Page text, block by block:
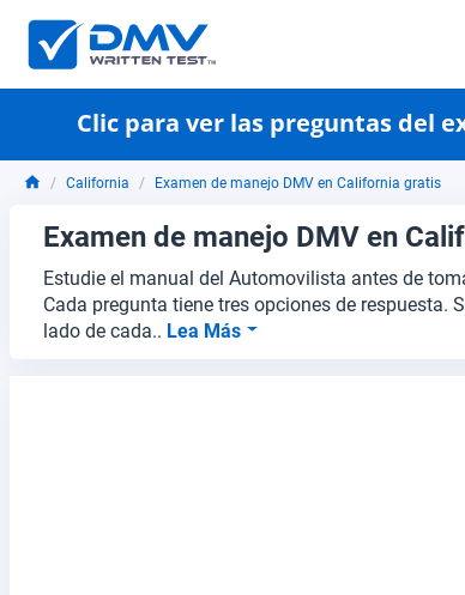
Clic para ver las preguntas del
California Examen de manejo DMV en California gratis
Examen de manejo DMV en
Estudie el manual del Automovilista antes de
Cada pregunta tiene tres opciones de respuesta.
lado de cada.. Lea Más